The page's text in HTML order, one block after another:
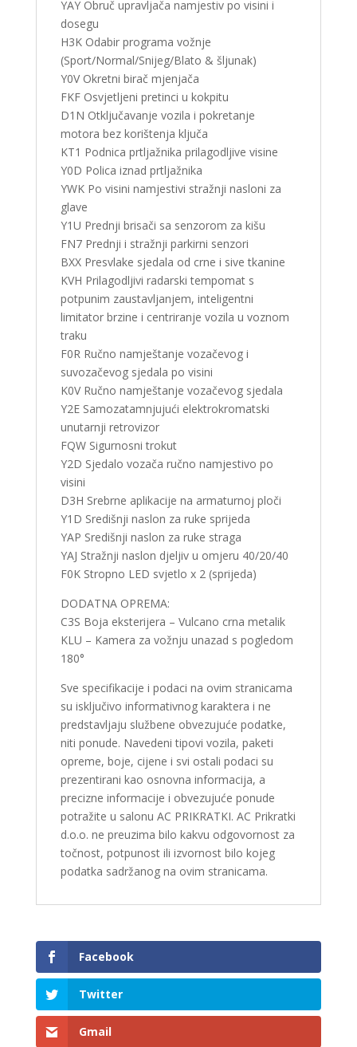
YAY Obruč upravljača namjestiv po visini i
dosegu
H3K Odabir programa vožnje
(Sport/Normal/Snijeg/Blato & šljunak)
Y0V Okretni birač mjenjača
FKF Osvjetljeni pretinci u kokpitu
D1N Otključavanje vozila i pokretanje
motora bez korištenja ključa
KT1 Podnica prtljažnika prilagodljive visine
Y0D Polica iznad prtljažnika
YWK Po visini namjestivi stražnji nasloni za
glave
Y1U Prednji brisači sa senzorom za kišu
FN7 Prednji i stražnji parkirni senzori
BXX Presvlake sjedala od crne i sive tkanine
KVH Prilagodljivi radarski tempomat s
potpunim zaustavljanjem, inteligentni
limitator brzine i centriranje vozila u voznom
traku
F0R Ručno namještanje vozačevog i
suvozačevog sjedala po visini
K0V Ručno namještanje vozačevog sjedala
Y2E Samozatamnjujući elektrokromatski
unutarnji retrovizor
FQW Sigurnosni trokut
Y2D Sjedalo vozača ručno namjestivo po
visini
D3H Srebrne aplikacije na armaturnoj ploči
Y1D Središnji naslon za ruke sprijeda
YAP Središnji naslon za ruke straga
YAJ Stražnji naslon djeljiv u omjeru 40/20/40
F0K Stropno LED svjetlo x 2 (sprijeda)
DODATNA OPREMA:
C3S Boja eksterijera – Vulcano crna metalik
KLU – Kamera za vožnju unazad s pogledom
180°
Sve specifikacije i podaci na ovim stranicama
su isključivo informativnog karaktera i ne
predstavljaju službene obvezujuće podatke,
niti ponude. Navedeni tipovi vozila, paketi
opreme, boje, cijene i svi ostali podaci su
prezentirani kao osnovna informacija, a
precizne informacije i obvezujuće ponude
potražite u salonu AC PRIKRATKI. AC Prikratki
d.o.o. ne preuzima bilo kakvu odgovornost za
točnost, potpunost ili izvornost bilo kojeg
podatka sadržanog na ovim stranicama.
Facebook
Twitter
Gmail